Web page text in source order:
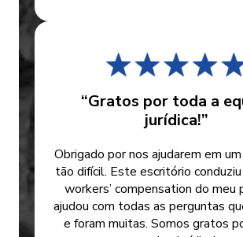
“Gratos por toda a
jurídica!”
Obrigado por nos ajudarem em
tão difícil. Este escritório
workers’ compensation do meu
ajudou com todas as perguntas
e foram muitas. Somos gratos